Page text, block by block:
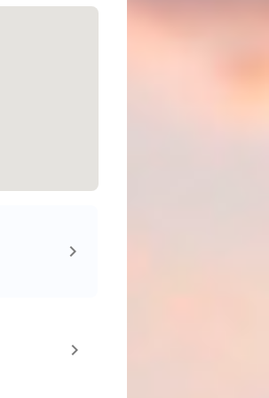
keyboard_arrow_right